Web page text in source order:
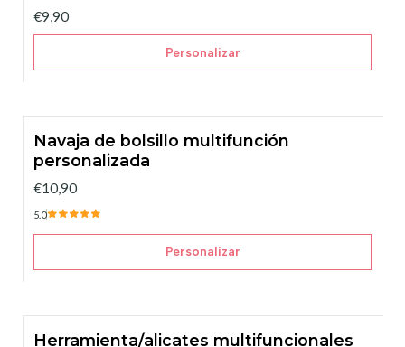
€9,90
Personalizar
Navaja de bolsillo multifunción
personalizada
€10,90
5.0
Personalizar
Herramienta/alicates multifuncionales